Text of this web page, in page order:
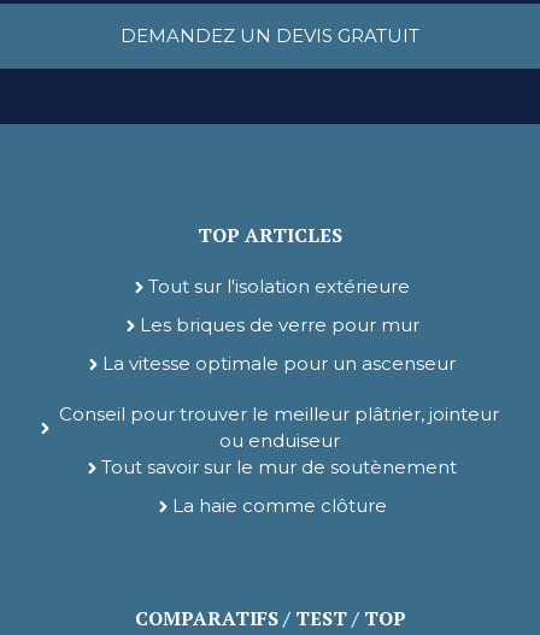
DEMANDEZ UN DEVIS GRATUIT
TOP ARTICLES
Tout sur l'isolation extérieure
Les briques de verre pour mur
La vitesse optimale pour un ascenseur
Conseil pour trouver le meilleur plâtrier, jointeur
ou enduiseur
Tout savoir sur le mur de soutènement
La haie comme clôture
COMPARATIFS / TEST / TOP